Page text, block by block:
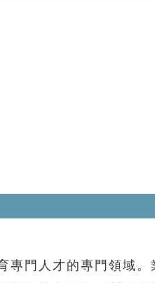
門人才的專門領域。